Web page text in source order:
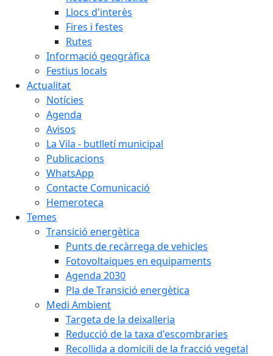
Llocs d'interès
Fires i festes
Rutes
Informació geogràfica
Festius locals
Actualitat
Notícies
Agenda
Avisos
La Vila - butlletí municipal
Publicacions
WhatsApp
Contacte Comunicació
Hemeroteca
Temes
Transició energètica
Punts de recàrrega de vehicles
Fotovoltaiques en equipaments
Agenda 2030
Pla de Transició energètica
Medi Ambient
Targeta de la deixalleria
Reducció de la taxa d'escombraries
Recollida a domicili de la fracció vegetal